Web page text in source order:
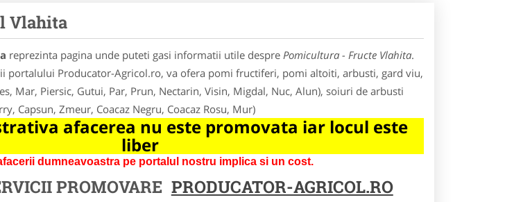
Vlahita
reprezinta pagina unde puteti gasi informatii utile despre Pomicultura - Fructe Vlahita.
portalului Producator-Agricol.ro, va ofera pomi fructiferi, pomi altoiti, arbusti, gard viu,
Mar, Piersic, Gutui, Par, Prun, Nectarin, Visin, Migdal, Nuc, Alun), soiuri de arbusti
Capsun, Zmeur, Coacaz Negru, Coacaz Rosu, Mur)
afacerea nu este promovata iar locul este
liber
dumneavoastra pe portalul nostru implica si un cost.
PROMOVARE PRODUCATOR-AGRICOL.RO